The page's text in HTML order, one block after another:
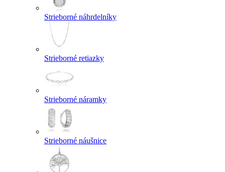
Strieborné náhrdelníky
Strieborné retiazky
Strieborné náramky
Strieborné náušnice